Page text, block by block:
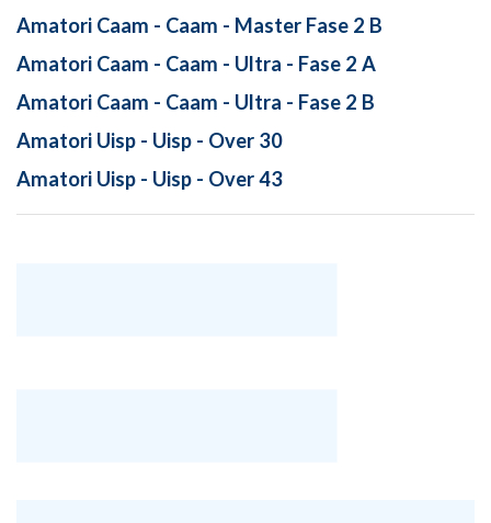
Amatori Caam - Caam - Master Fase 2 B
Amatori Caam - Caam - Ultra - Fase 2 A
Amatori Caam - Caam - Ultra - Fase 2 B
Amatori Uisp - Uisp - Over 30
Amatori Uisp - Uisp - Over 43